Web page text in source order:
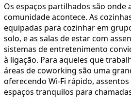
Os espaços partilhados são onde
comunidade acontece. As
equipadas para cozinhar em
solo, e as salas de estar com
sistemas de entretenimento
à ligação. Para aqueles que
áreas de coworking são uma
oferecendo Wi-Fi rápido,
espaços tranquilos para